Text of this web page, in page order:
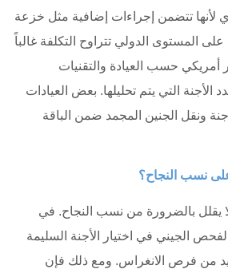
لأنها تتضمن إجراءات إضافية مثل خزعة
على المستوى الدولي تتراوح التكلفة غالباً
و18000 دولار أمريكي حسب العيادة والتقنيات
الأجنة التي يتم تحليلها. بعض العيادات
ونقل الجنين المجمد ضمن الباقة
نسب النجاح؟
لا يقلل بالضرورة من نسب النجاح. في
الجيني في اختيار الأجنة السليمة
من فرص الانغراس. ومع ذلك فإن